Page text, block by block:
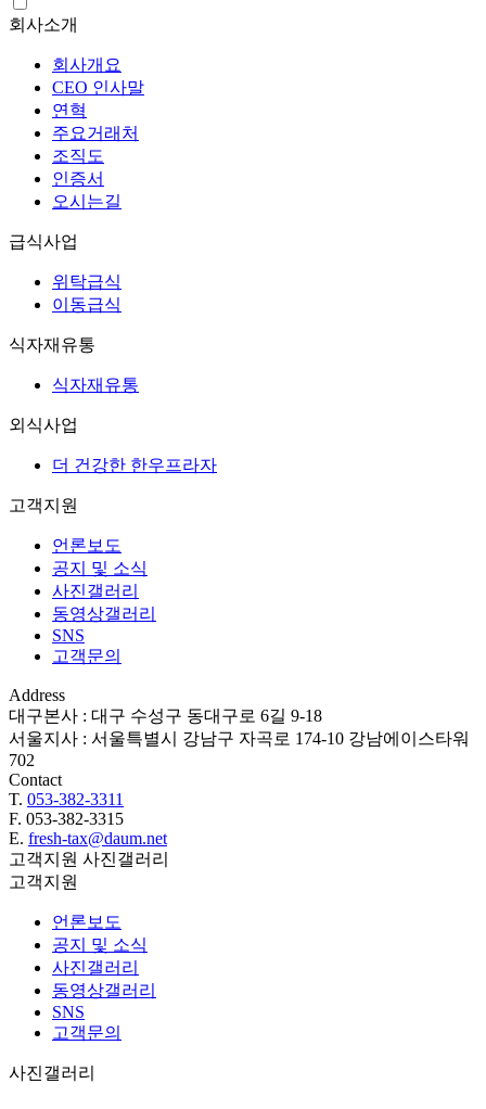
회사소개
회사개요
CEO 인사말
연혁
주요거래처
조직도
인증서
오시는길
급식사업
위탁급식
이동급식
식자재유통
식자재유통
외식사업
더 건강한 한우프라자
고객지원
언론보도
공지 및 소식
사진갤러리
동영상갤러리
SNS
고객문의
Address
대구본사 : 대구 수성구 동대구로 6길 9-18
서울지사 : 서울특별시 강남구 자곡로 174-10 강남에이스타워
702
Contact
T. 053-382-3311
F. 053-382-3315
E. fresh-tax@daum.net
고객지원 사진갤러리
고객지원
언론보도
공지 및 소식
사진갤러리
동영상갤러리
SNS
고객문의
사진갤러리